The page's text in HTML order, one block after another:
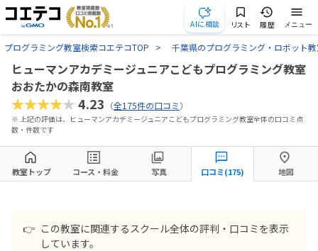
AIに相談 リスト 履歴 メニュー
プログラミング教室検索コエテコTOP 千葉県のプログラミング・ロボット
ヒューマンアカデミージュニアこどもプログラミング教室
おおたかの森南教室
★★★★★4.23 （全175件の口コミ）
※ 上記の評価は、ヒューマンアカデミージュニアこどもプログラミング教室全体の口コミ点
数・件数です
教室トップ コース・料金 写真 口コミ(175) 地図
👉 この教室に関連するスクール全体の評判・口コミを表示
しています。